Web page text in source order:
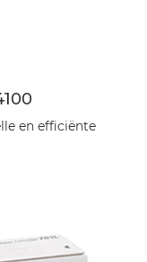
en efficiënte